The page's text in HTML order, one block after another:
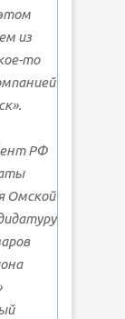
из
то
РФ
Омской